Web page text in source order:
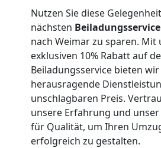
Nutzen Sie diese
nächsten Beiladungsservice
nach Weimar zu sparen. Mit
exklusiven 10% Rabatt auf
Beiladungsservice bieten
herausragende
unschlagbaren Preis.
unsere Erfahrung und
für Qualität, um Ihren
erfolgreich zu gestalten.
Feldkirch
Vereinsumzug
Feldkirch
Anfrage